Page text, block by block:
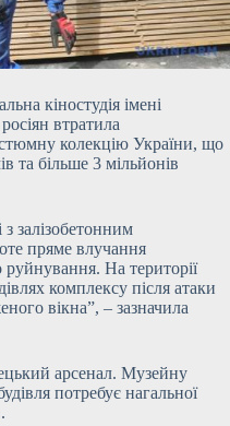
кіностудія імені
втратила
колекцію України, що
та більше 3 мільйонів
з залізобетонним
пряме влучання
руйнування. На території
комплексу після атаки
вікна”, – зазначила
арсенал. Музейну
потребує нагальної